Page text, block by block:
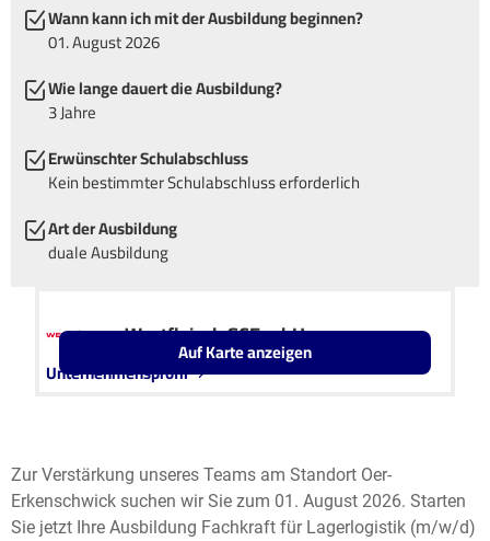
Wann kann ich mit der Ausbildung beginnen?
01. August 2026
Wie lange dauert die Ausbildung?
3 Jahre
Erwünschter Schulabschluss
Kein bestimmter Schulabschluss erforderlich
Art der Ausbildung
duale Ausbildung
Westfleisch SCE mbH
Unternehmensprofil Leaflet OpenStreetMap2
Auf Karte anzeigen
Zur Verstärkung unseres Teams am Standort Oer-
Erkenschwick suchen wir Sie zum 01. August 2026. Starten
Sie jetzt Ihre Ausbildung Fachkraft für Lagerlogistik (m/w/d)